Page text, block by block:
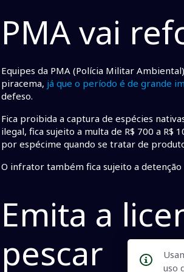
PMA vai
Equipes da PMA (Polícia Militar
piracema, já que o período é de grande
defeso.
Fica proibida a captura de espécies
ilegal, fica sujeito a multa de R$ 700 a R$
por espécime quando se tratar de
O infrator também fica sujeito a detenção
Emita a
pescar
uso